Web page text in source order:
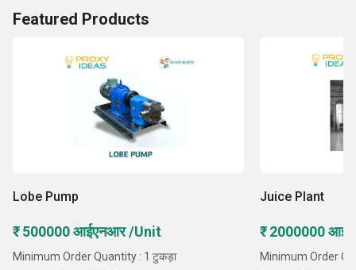
Featured Products
Lobe Pump
₹ 500000 आईएनआर /Unit
Minimum Order Quantity : 1 टुकड़ा
Juice Plant
₹ 2000000
Minimum Order